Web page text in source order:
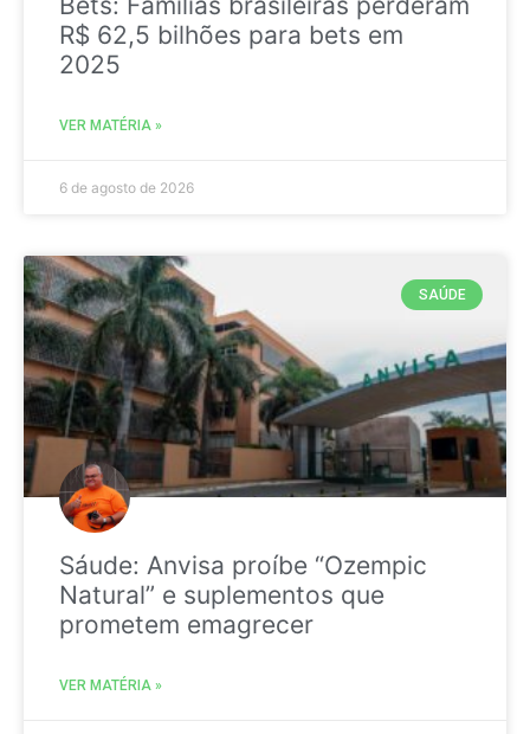
R$ 62,5 bilhões para bets em
2025
VER MATÉRIA »
6 de agosto de 2026
SAÚDE
Sáude: Anvisa proíbe “Ozempic
Natural” e suplementos que
prometem emagrecer
VER MATÉRIA »